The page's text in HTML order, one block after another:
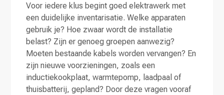
Voor iedere klus begint goed elektrawerk met
een duidelijke inventarisatie. Welke apparaten
gebruik je? Hoe zwaar wordt de installatie
belast? Zijn er genoeg groepen aanwezig?
Moeten bestaande kabels worden vervangen? En
zijn nieuwe voorzieningen, zoals een
inductiekookplaat, warmtepomp, laadpaal of
thuisbatterij, gepland? Door deze vragen vooraf